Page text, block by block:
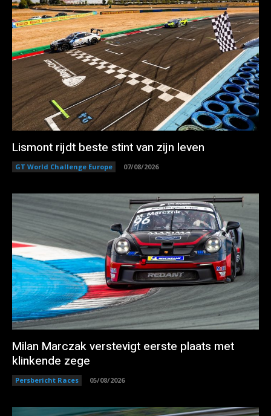
Lismont rijdt beste stint van zijn leven
GT World Challenge Europe 07/08/2026
Milan Marczak verstevigt eerste plaats met
klinkende zege
Persbericht Races 05/08/2026